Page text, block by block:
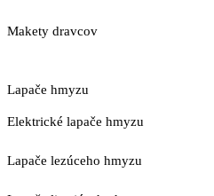
Makety dravcov
Lapače hmyzu
Elektrické lapače hmyzu
Lapače lezúceho hmyzu